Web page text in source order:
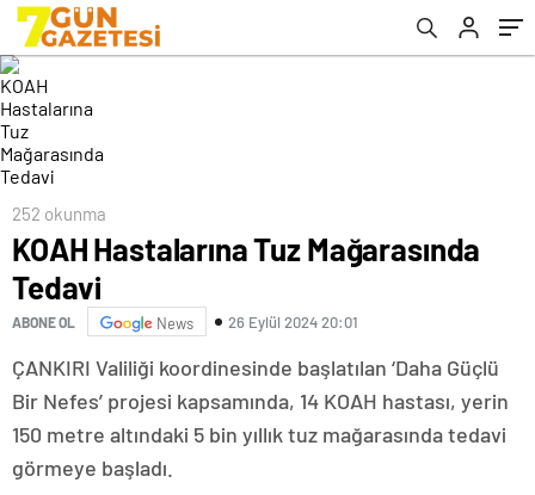
252 okunma
KOAH Hastalarına Tuz Mağarasında
Tedavi
ABONE OL News 26 Eylül 2024 20:01
ÇANKIRI Valiliği koordinesinde başlatılan ‘Daha Güçlü
Bir Nefes’ projesi kapsamında, 14 KOAH hastası, yerin
150 metre altındaki 5 bin yıllık tuz mağarasında tedavi
görmeye başladı.